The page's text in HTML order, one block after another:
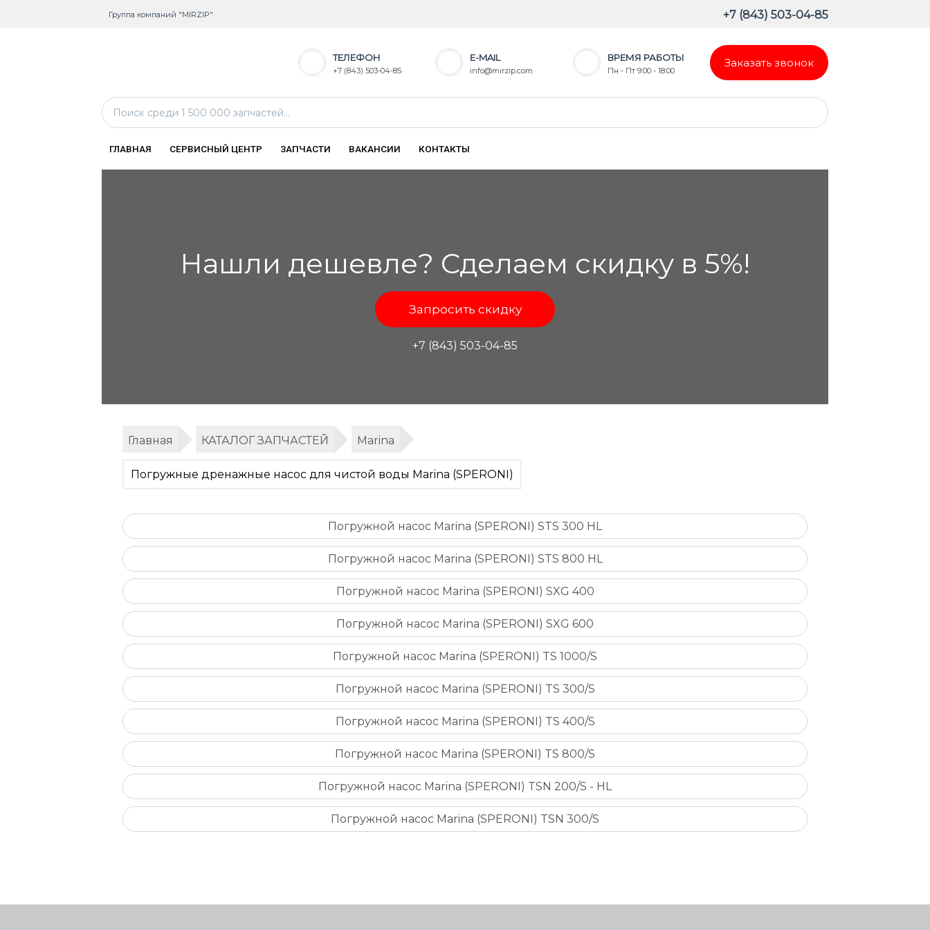
Группа компаний "MIRZIP" +7 (843) 503-04-85
ТЕЛЕФОН
+7 (843) 503-04-85
E-MAIL
info@mirzip.com
ВРЕМЯ РАБОТЫ
Пн - Пт 9:00 - 18:00
Заказать звонок
ГЛАВНАЯ СЕРВИСНЫЙ ЦЕНТР ЗАПЧАСТИ ВАКАНСИИ КОНТАКТЫ
Нашли дешевле? Сделаем скидку в 5%!
Запросить скидку
+7 (843) 503-04-85
Главная КАТАЛОГ ЗАПЧАСТЕЙ Marina
Погружные дренажные насос для чистой воды Marina (SPERONI)
Погружной насос Marina (SPERONI) STS 300 HL
Погружной насос Marina (SPERONI) STS 800 HL
Погружной насос Marina (SPERONI) SXG 400
Погружной насос Marina (SPERONI) SXG 600
Погружной насос Marina (SPERONI) TS 1000/S
Погружной насос Marina (SPERONI) TS 300/S
Погружной насос Marina (SPERONI) TS 400/S
Погружной насос Marina (SPERONI) TS 800/S
Погружной насос Marina (SPERONI) TSN 200/S - HL
Погружной насос Marina (SPERONI) TSN 300/S